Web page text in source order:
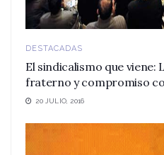
DESTACADAS
El sindicalismo que viene:
fraterno y compromiso
20 JULIO, 2016